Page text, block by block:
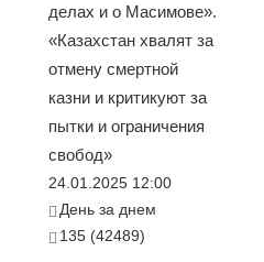
делах и о Масимове».
«Казахстан хвалят за
отмену смертной
казни и критикуют за
пытки и ограничения
свобод»
24.01.2025 12:00
День за днем
135 (42489)